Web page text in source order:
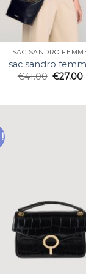
SAC SANDRO
sac sandro
€41.00 €27.00